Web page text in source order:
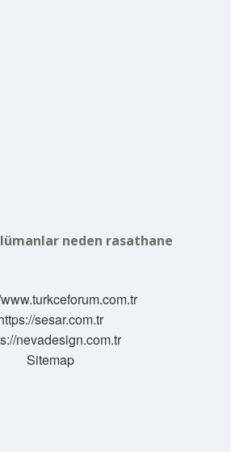
neden rasathane
sesar.com.tr
nevadesign.com.tr
Sitemap